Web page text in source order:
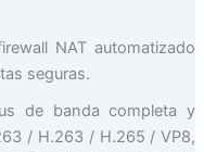
NAT automatizado
seguras.
de banda completa y
/ H.263 / H.265 / VP8,